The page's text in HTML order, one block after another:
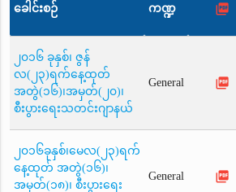
ခေါင်းစဉ် ကဏ္ဍ picture_as_pdf
၂၀၁၆ ခုနှစ်၊ ဇွန်
လ(၂၃)ရက်နေ့ထုတ်
အတွဲ(၁၆)၊အမှတ်(၂၀)၊
စီးပွားရေးသတင်းဂျာနယ်
General picture_as_pdf
၂၀၁၆ခုနှစ်၊မေလ(၂၃)ရက်
နေ့ထုတ် အတွဲ(၁၆)၊
အမှတ်(၁၈)၊ စီးပွားရေး
General picture_as_pdf